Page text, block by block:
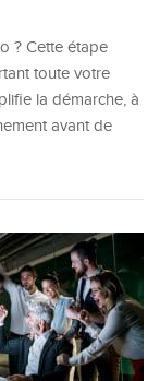
? Cette étape
toute votre
la démarche, à
avant de